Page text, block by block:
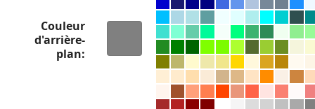
Couleur
d'arrière-
plan